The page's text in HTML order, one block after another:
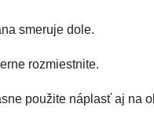
smeruje dole.
rozmiestnite.
použite náplasť aj na